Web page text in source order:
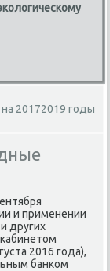
20172019 годы
и применении
других
2016 года),
банком